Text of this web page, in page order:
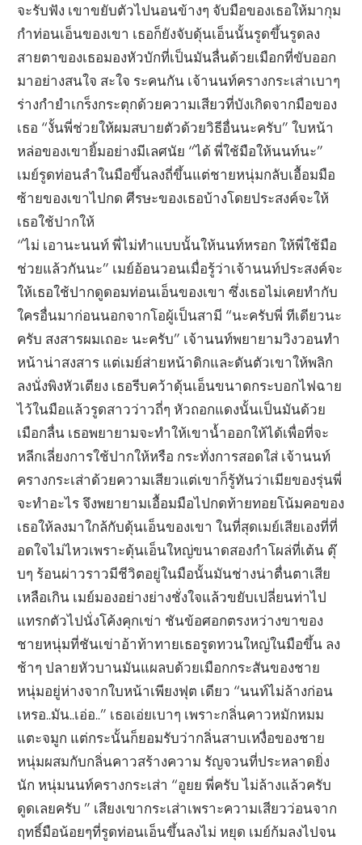
จะรับฟัง เขาขยับตัวไปนอนข้างๆ จับมือของเธอให้มากุม
กำท่อนเอ็นของเขา เธอก็ยังจับดุ้นเอ็นนั้นรูดขึ้นรูดลง
สายตาของเธอมองหัวบักที่เป็นมันลื่นด้วยเมือกที่ขับออก
มาอย่างสนใจ สะใจ ระคนกัน เจ้านนท์ครางกระเส่าเบาๆ
ร่างกำยำเกร็งกระตุกด้วยความเสียวที่บังเกิดจากมือของ
เธอ “งั้นพี่ช่วยให้ผมสบายตัวด้วยวิธีอื่นนะครับ” ใบหน้า
หล่อของเขายิ้มอย่างมีเลศนัย “ได้ พี่ใช้มือให้นนท์นะ”
เมย์รูดท่อนลำในมือขึ้นลงถี่ขึ้นแต่ชายหนุ่มกลับเอื้อมมือ
ซ้ายของเขาไปกด ศีรษะของเธอบ้างโดยประสงค์จะให้
เธอใช้ปากให้
“ไม่ เอานะนนท์ พี่ไม่ทำแบบนั้นให้นนท์หรอก ให้พี่ใช้มือ
ช่วยแล้วกันนะ” เมย์อ้อนวอนเมื่อรู้ว่าเจ้านนท์ประสงค์จะ
ให้เธอใช้ปากดูดอมท่อนเอ็นของเขา ซึ่งเธอไม่เคยทำกับ
ใครอื่นมาก่อนนอกจากโอผู้เป็นสามี “นะครับพี่ ทีเดียวนะ
ครับ สงสารผมเถอะ นะครับ” เจ้านนท์พยายามวิงวอนทำ
หน้าน่าสงสาร แต่เมย์ส่ายหน้าดิกและดันตัวเขาให้พลิก
ลงนั่งพิงหัวเตียง เธอรีบคว้าดุ้นเอ็นขนาดกระบอกไฟฉาย
ไว้ในมือแล้วรูดสาวว่าวถี่ๆ หัวถอกแดงนั้นเป็นมันด้วย
เมือกลื่น เธอพยายามจะทำให้เขาน้ำออกให้ได้เพื่อที่จะ
หลีกเลี่ยงการใช้ปากให้หรือ กระทั่งการสอดใส่ เจ้านนท์
ครางกระเส่าด้วยความเสียวแต่เขาก็รู้ทันว่าเมียของรุ่นพี่
จะทำอะไร จึงพยายามเอื้อมมือไปกดท้ายทอยโน้มคอของ
เธอให้ลงมาใกล้กับดุ้นเอ็นของเขา ในที่สุดเมย์เสียเองที่ที่
อดใจไม่ไหวเพราะดุ้นเอ็นใหญ่ขนาดสองกำโผล่ที่เต้น ตุ๊
บๆ ร้อนผ่าวราวมีชีวิตอยู่ในมือนั้นมันช่างน่าตื่นตาเสีย
เหลือเกิน เมย์มองอย่างย่างชั่งใจแล้วขยับเปลี่ยนท่าไป
แทรกตัวไปนั่งโค้งคุกเข่า ชันข้อศอกตรงหว่างขาของ
ชายหนุ่มที่ชันเข่าอ้าท้าทายเธอรูดทวนใหญ่ในมือขึ้น ลง
ช้าๆ ปลายหัวบานมันแผลบด้วยเมือกกระสันของชาย
หนุ่มอยู่ห่างจากใบหน้าเพียงฟุต เดียว “นนท์ไม่ล้างก่อน
เหรอ..มัน..เอ่อ..” เธอเอ่ยเบาๆ เพราะกลิ่นคาวหมักหมม
แตะจมูก แต่กระนั้นก็ยอมรับว่ากลิ่นสาบเหงื่อของชาย
หนุ่มผสมกับกลิ่นคาวสร้างความ รัญจวนที่ประหลาดยิ่ง
นัก หนุ่มนนท์ครางกระเส่า “อูยย พี่ครับ ไม่ล้างแล้วครับ
ดูดเลยครับ ” เสียงเขากระเส่าเพราะความเสียวว่อนจาก
ฤทธิ์มือน้อยๆที่รูดท่อนเอ็นขึ้นลงไม่ หยุด เมย์ก้มลงไปจน